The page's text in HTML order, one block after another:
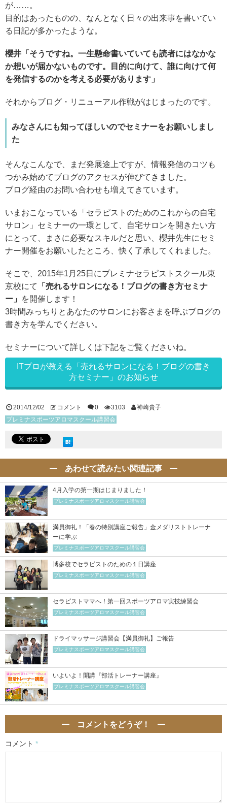
が……。
目的はあったものの、なんとなく日々の出来事を書いてい
る日記が多かったような。
櫻井「そうですね。一生懸命書いていても読者にはなかな
か想いが届かないものです。目的に向けて、誰に向けて何
を発信するのかを考える必要があります」
それからブログ・リニューアル作戦がはじまったのです。
みなさんにも知ってほしいのでセミナーをお願いしまし
た
そんなこんなで、まだ発展途上ですが、情報発信のコツも
つかみ始めてブログのアクセスが伸びてきました。
ブログ経由のお問い合わせも増えてきています。
いまおこなっている「セラピストのためのこれからの自宅
サロン」セミナーの一環として、自宅サロンを開きたい方
にとって、まさに必要なスキルだと思い、櫻井先生にセミ
ナー開催をお願いしたところ、快く了承してくれました。
そこで、2015年1月25日にプレミナセラピストスクール東
京校にて
「売れるサロンになる！ブログの書き方セミナ
ー」
を開催します！
3時間みっちりとあなたのサロンにお客さまを呼ぶブログの
書き方を学んでください。
セミナーについて詳しくは下記をご覧くださいね。
ITプロが教える「売れるサロンになる！ブログの書き
方セミナー」のお知らせ
2014/12/02 コメント 0 3103
神崎貴子
プレミナスポーツアロマスクール講習会
あわせて読みたい関連記事
4月入学の第一期はじまりました！
プレミナスポーツアロマスクール講習会
満員御礼！「春の特別講座ご報告」金メダリストトレーナ
ーに学ぶ
プレミナスポーツアロマスクール講習会
博多校でセラピストのための１日講座
プレミナスポーツアロマスクール講習会
セラピストママへ！第一回スポーツアロマ実技練習会
プレミナスポーツアロマスクール講習会
ドライマッサージ講習会【満員御礼】ご報告
プレミナスポーツアロマスクール講習会
いよいよ！開講『部活トレーナー講座』
プレミナスポーツアロマスクール講習会
コメントをどうぞ！
コメント *